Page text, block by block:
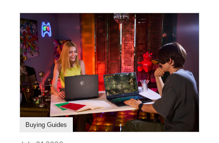
จอมากขึ้น ทำหลายอย่างพร้อมกันได้ลื่นไหลยิ่งขึ้น
และมอบประสบการณ์โดยรวมที่ดีกว่าสำหรับคุณ
อย่างไรก็ตาม การเลือกชุดจอภาพคู่ที่ดีที่สุดนั้นมีราย
ละเอียดมากกว่าการแค่นำจอภาพสองจอมาวางไว้ข้าง
กัน ปัจจัยต่างๆ เช่น ขนาดหน้าจอ ความละเอียด อัตรา
การรีเฟรช เทคโนโลยีพาเนล และการเชื่อมต่อ ล้วนมี
บทบาทสำคัญในการสร้างชุดอุปกรณ์ที่มีประสิทธิภาพ
และใช้งานได้อย่างสะดวกสบาย ในคู่มือนี้ เราจะ
อธิบายทุกสิ่งที่คุณจำเป็นต้องรู้เพื่อเลือกชุดจอภาพคู่ที่
ดีที่สุดให้ตรงกับความต้องการของคุณ ทำไมต้องเลือก
Buying Guides